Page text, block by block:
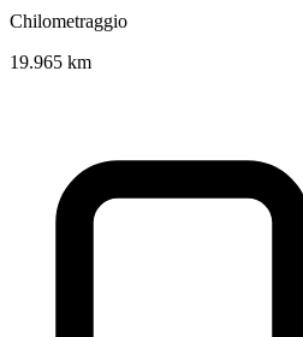
Chilometraggio
19.965 km